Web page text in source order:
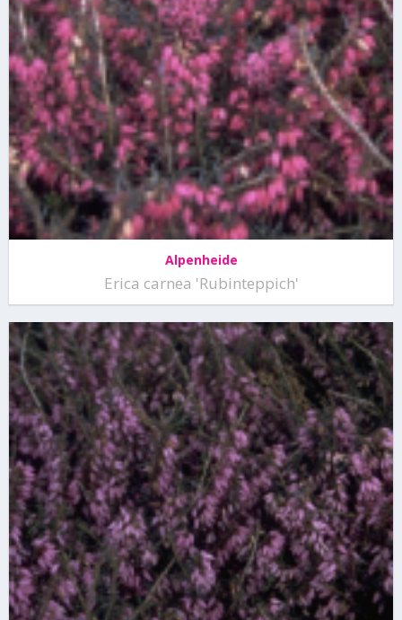
Alpenheide
Erica carnea 'Rubinteppich'